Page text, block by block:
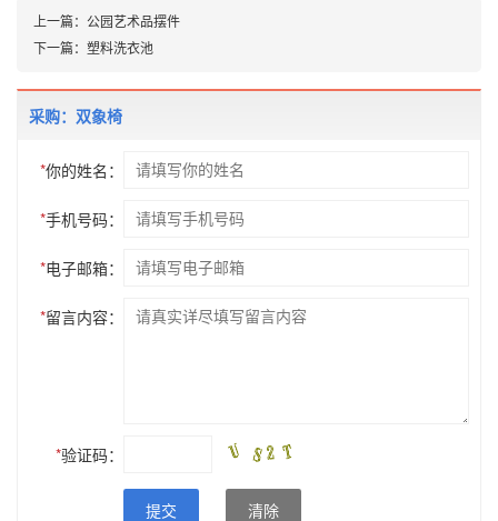
上一篇： 公园艺术品摆件
下一篇： 塑料洗衣池
采购：双象椅
*你的姓名：
*手机号码：
*电子邮箱：
*留言内容：
*验证码：
提交 清除